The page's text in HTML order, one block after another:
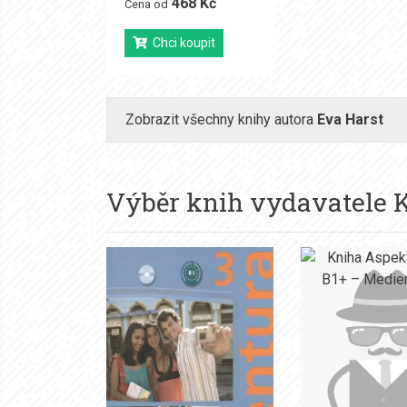
Cena od
Chci koupit
Zobrazit všechny knihy autora Eva Harst
Výběr knih vydavatele